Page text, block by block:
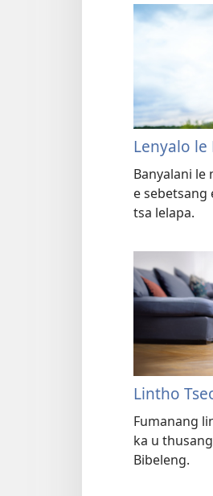
Lenyalo le
Banyalani le
e sebetsang
tsa lelapa.
Lintho
Fumanang
ka u
Bibeleng.